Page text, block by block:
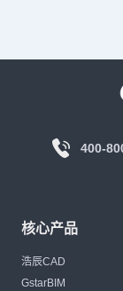
400-
核心产品
浩辰CAD
GstarBIM